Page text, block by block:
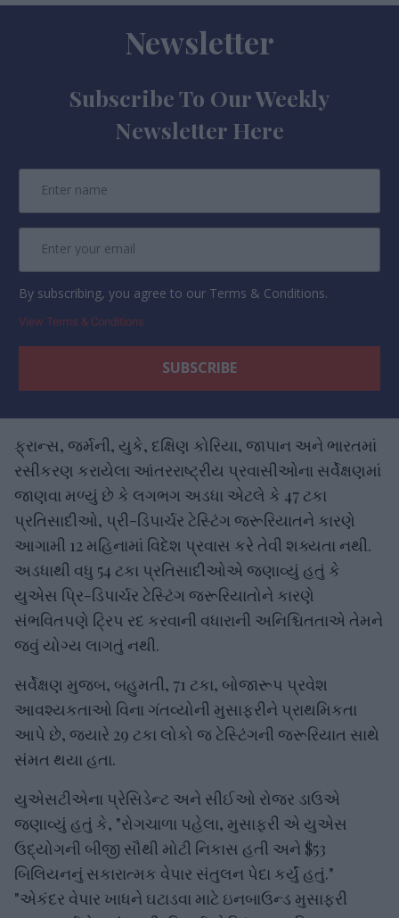
Newsletter
Subscribe To Our Weekly
Newsletter Here
By subscribing, you agree to our Terms & Conditions.
View Terms & Conditions
ફ્રાન્સ, જર્મની, યુકે, દક્ષિણ કોરિયા, જાપાન અને ભારતમાં
રસીકરણ કરાયેલા આંતરરાષ્ટ્રીય પ્રવાસીઓના સર્વેક્ષણમાં
જાણવા મળ્યું છે કે લગભગ અડધા એટલે કે 47 ટકા
પ્રતિસાદીઓ, પ્રી-ડિપાર્ચર ટેસ્ટિંગ જરૂરિયાતને કારણે
આગામી 12 મહિનામાં વિદેશ પ્રવાસ કરે તેવી શક્યતા નથી.
અડધાથી વધુ 54 ટકા પ્રતિસાદીઓએ જણાવ્યું હતું કે
યુએસ પ્રિ-ડિપાર્ચર ટેસ્ટિંગ જરૂરિયાતોને કારણે
સંભવિતપણે ટ્રિપ રદ કરવાની વધારાની અનિશ્ચિતતાએ તેમને
જવું યોગ્ય લાગતું નથી.
સર્વેક્ષણ મુજબ, બહુમતી, 71 ટકા, બોજારૂપ પ્રવેશ
આવશ્યકતાઓ વિના ગંતવ્યોની મુસાફરીને પ્રાથમિકતા
આપે છે, જ્યારે 29 ટકા લોકો જ ટેસ્ટિંગની જરૂરિયાત સાથે
સંમત થયા હતા.
યુએસટીએના પ્રેસિડેન્ટ અને સીઈઓ રોજર ડાઉએ
જણાવ્યું હતું કે, "રોગચાળા પહેલા, મુસાફરી એ યુએસ
ઉદ્યોગની બીજી સૌથી મોટી નિકાસ હતી અને $53
બિલિયનનું સકારાત્મક વેપાર સંતુલન પેદા કર્યું હતું."
"એકંદર વેપાર ખાધને ઘટાડવા માટે ઇનબાઉન્ડ મુસાફરી